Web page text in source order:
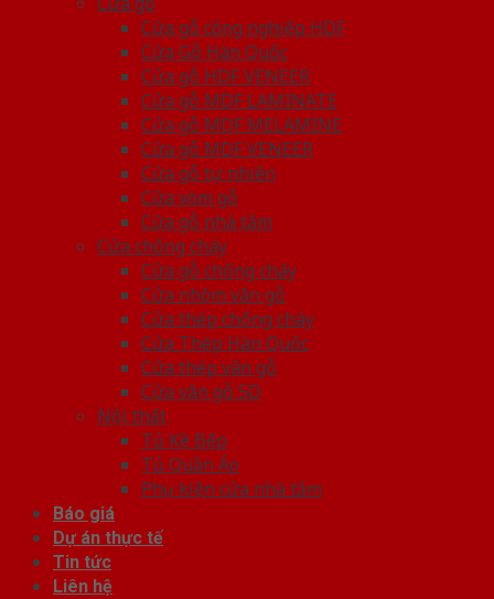
Cửa gỗ công nghiệp HDF
Cửa Gỗ Hàn Quốc
Cửa gỗ HDF VENEER
Cửa gỗ MDF LAMINATE
Cửa gỗ MDF MELAMINE
Cửa gỗ MDF VENEER
Cửa gỗ tự nhiên
Cửa vòm gỗ
Cửa gỗ nhà tắm
Cửa chống cháy
Cửa gỗ chống cháy
Cửa nhôm vân gỗ
Cửa thép chống cháy
Cửa Thép Hàn Quốc
Cửa thép vân gỗ
Cửa vân gỗ 5D
Nội thất
Tủ Kệ Bếp
Tủ Quần Áo
Phụ kiện cửa nhà tắm
Báo giá
Dự án thực tế
Tin tức
Liên hệ